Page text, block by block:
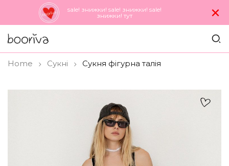
sale! знижки! sale! знижки! sale!
знижки! тут
×
Home Сукнi Сукня фігурна талія